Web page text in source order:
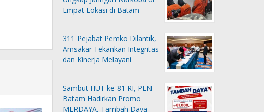
Empat Lokasi di Batam
311 Pejabat Pemko Dilantik,
Amsakar Tekankan Integritas
dan Kinerja Melayani
Sambut HUT ke-81 RI, PLN
Batam Hadirkan Promo
MERDAYA, Tambah Daya